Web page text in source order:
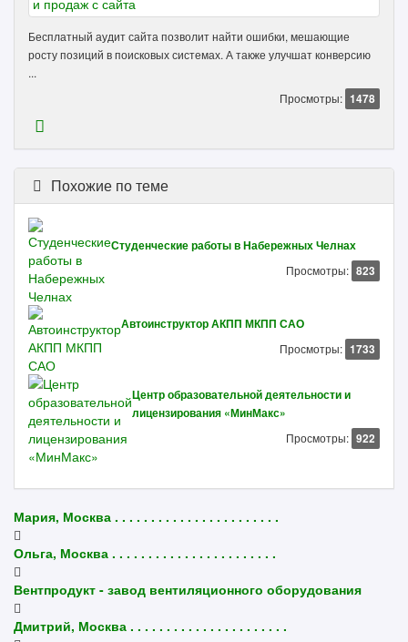
Бесплатный аудит сайта позволит найти ошибки, мешающие
росту позиций в поисковых системах. А также улучшат конверсию
...
Просмотры: 1478
Похожие по теме
Студенческие работы в Набережных Челнах
Просмотры: 823
Автоинструктор АКПП МКПП САО
Просмотры: 1733
Центр образовательной деятельности и
лицензирования «МинМакс»
Просмотры: 922
Мария, Москва . . . . . . . . . . . . . . . . . . . . . . .
Ольга, Москва . . . . . . . . . . . . . . . . . . . . . . .
Вентпродукт - завод вентиляционного оборудования
Дмитрий, Москва . . . . . . . . . . . . . . . . . . . . . .